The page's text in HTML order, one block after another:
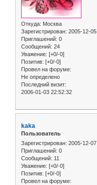
Откуда: Москва
Зарегистрирован: 2005-12-05
Приглашений: 0
Сообщений: 24
Уважение: [+0/-0]
Позитив: [+0/-0]
Провел на форуме:
Не определено
Последний визит:
2006-01-03 22:52:32
kaka
Пользователь
Зарегистрирован: 2005-12-07
Приглашений: 0
Сообщений: 11
Уважение: [+0/-0]
Позитив: [+0/-0]
Провел на форуме: